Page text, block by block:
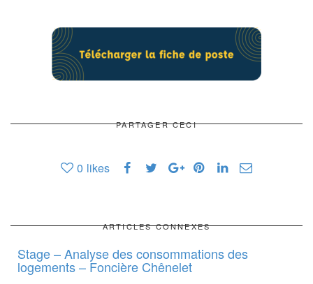
PARTAGER CECI
0 likes
ARTICLES CONNEXES
Stage – Analyse des consommations des
logements – Foncière Chênelet